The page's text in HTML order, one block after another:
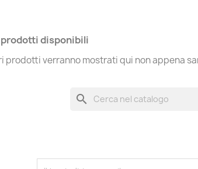
prodotti disponibili
prodotti verranno mostrati qui non appena
search